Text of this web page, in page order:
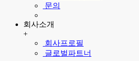
문의
회사소개
+
회사프로필
글로벌파트너